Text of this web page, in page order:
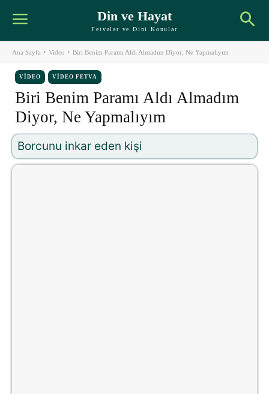
Din ve Hayat
Fetvalar ve Dini Konular
Ana Sayfa Video Biri Benim Paramı Aldı Almadım Diyor, Ne Yapmalıyım
VIDEO VIDEO FETVA
Biri Benim Paramı Aldı Almadım
Diyor, Ne Yapmalıyım
Borcunu inkar eden kişi